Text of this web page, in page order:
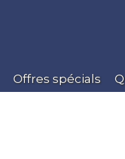
Offres spécials